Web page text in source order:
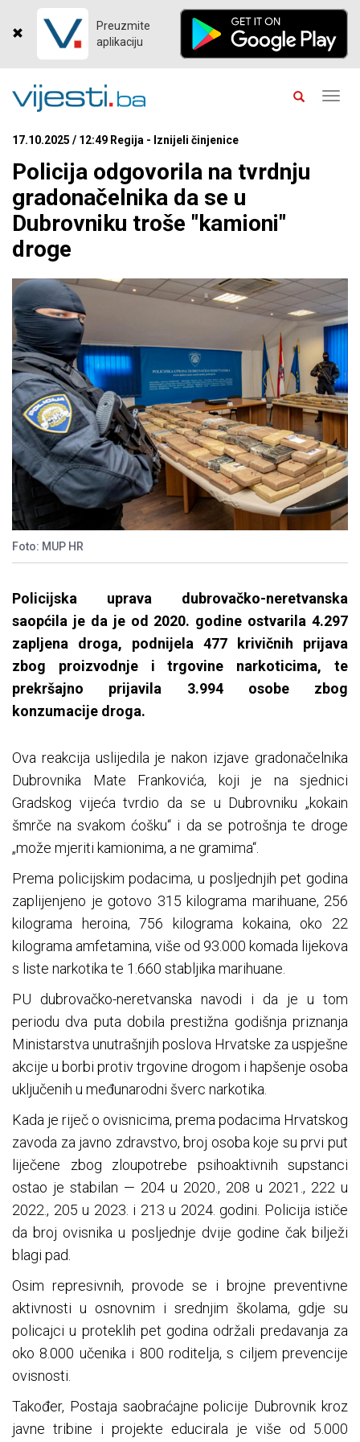
Preuzmite
aplikaciju
17.10.2025 / 12:49 Regija - Iznijeli činjenice
Policija odgovorila na tvrdnju
gradonačelnika da se u
Dubrovniku troše "kamioni"
droge
Foto: MUP HR
Policijska uprava dubrovačko-neretvanska
saopćila je da je od 2020. godine ostvarila 4.297
zapljena droga, podnijela 477 krivičnih prijava
zbog proizvodnje i trgovine narkoticima, te
prekršajno prijavila 3.994 osobe zbog
konzumacije droga.
Ova reakcija uslijedila je nakon izjave gradonačelnika
Dubrovnika Mate Frankovića, koji je na sjednici
Gradskog vijeća tvrdio da se u Dubrovniku „kokain
šmrče na svakom ćošku“ i da se potrošnja te droge
„može mjeriti kamionima, a ne gramima“.
Prema policijskim podacima, u posljednjih pet godina
zaplijenjeno je gotovo 315 kilograma marihuane, 256
kilograma heroina, 756 kilograma kokaina, oko 22
kilograma amfetamina, više od 93.000 komada lijekova
s liste narkotika te 1.660 stabljika marihuane.
PU dubrovačko-neretvanska navodi i da je u tom
periodu dva puta dobila prestižna godišnja priznanja
Ministarstva unutrašnjih poslova Hrvatske za uspješne
akcije u borbi protiv trgovine drogom i hapšenje osoba
uključenih u međunarodni šverc narkotika.
Kada je riječ o ovisnicima, prema podacima Hrvatskog
zavoda za javno zdravstvo, broj osoba koje su prvi put
liječene zbog zloupotrebe psihoaktivnih supstanci
ostao je stabilan — 204 u 2020., 208 u 2021., 222 u
2022., 205 u 2023. i 213 u 2024. godini. Policija ističe
da broj ovisnika u posljednje dvije godine čak bilježi
blagi pad.
Osim represivnih, provode se i brojne preventivne
aktivnosti u osnovnim i srednjim školama, gdje su
policajci u proteklih pet godina održali predavanja za
oko 8.000 učenika i 800 roditelja, s ciljem prevencije
ovisnosti.
Također, Postaja saobraćajne policije Dubrovnik kroz
javne tribine i projekte educirala je više od 5.000